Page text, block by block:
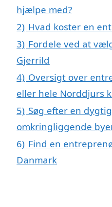
hjælpe med?
2) Hvad koster en
3) Fordele ved at
Gjerrild
4) Oversigt over
eller hele Norddjurs
5) Søg efter en
omkringliggende
6) Find en
Danmark